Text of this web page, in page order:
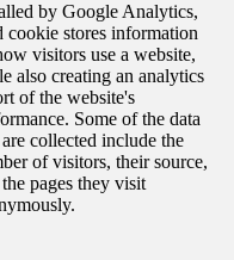
by Google Analytics,
cookie stores information
visitors use a website,
also creating an analytics
of the website's
Some of the data
collected include the
of visitors, their source,
pages they visit